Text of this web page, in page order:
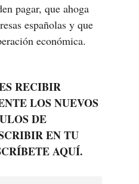
pagar, que ahoga
españolas y que
económica.
RECIBIR
LOS NUEVOS
DE
EN TU
AQUÍ.